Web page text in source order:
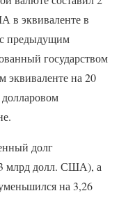
в эквиваленте в
предыдущим
государством
эквиваленте на 20
долг
млрд долл. США), а
на 3,26